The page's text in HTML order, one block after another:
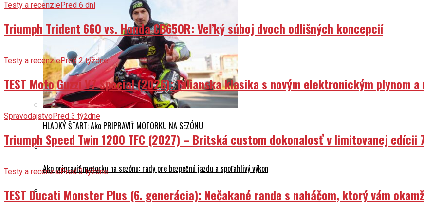
HLADKÝ ŠTART: Ako PRIPRAVIŤ MOTORKU NA SEZÓNU
Ako pripraviť motorku na sezónu: rady pre bezpečnú jazdu a spoľahlivý výkon
Testy a recenziePred 6 dní
Triumph Trident 660 vs. Honda CB650R: Veľký súboj dvoch odlišných koncepcií
Testy a recenziePred 2 týždne
TEST Moto Guzzi V7 Special (2026): Talianska klasika s novým elektronickým plynom
SpravodajstvoPred 3 týždne
Triumph Speed Twin 1200 TFC (2027) – Britská custom dokonalosť v limitovanej edícii
Testy a recenziePred 3 týždne
TEST Ducati Monster Plus (6. generácia): Nečakané rande s naháčom, ktorý vám